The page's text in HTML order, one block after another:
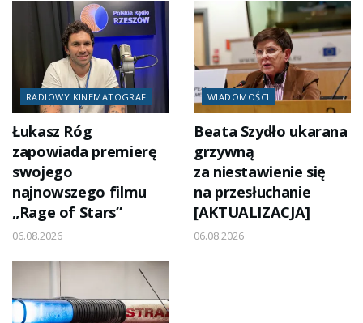
RADIOWY KINEMATOGRAF
Łukasz Róg
zapowiada premierę
swojego
najnowszego filmu
„Rage of Stars”
06.08.2026
WIADOMOŚCI
Beata Szydło ukarana
grzywną
za niestawienie się
na przesłuchanie
[AKTUALIZACJA]
06.08.2026